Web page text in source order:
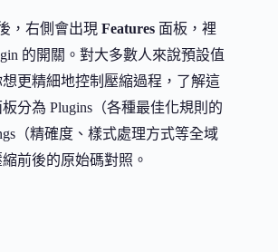
，右側會出現 Features 面板，裡
的開關。對大多數人來說預設值
更精細地控制壓縮過程，了解這
分為 Plugins（各種最佳化規則的
（精確度、樣式處理方式等全域
前後的原始碼對照。